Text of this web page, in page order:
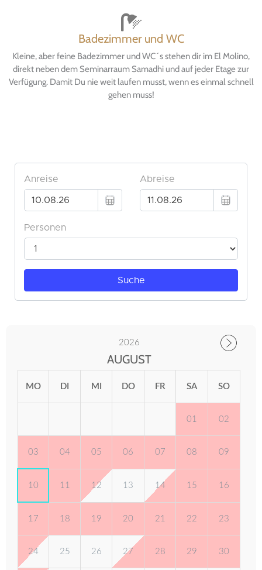
Badezimmer und WC
Kleine, aber feine Badezimmer und WC´s stehen dir im El Molino,
direkt neben dem Seminarraum Samadhi und auf jeder Etage zur
Verfügung. Damit Du nie weit laufen musst, wenn es einmal schnell
gehen muss!
2026
AUGUST
MO DI MI DO FR SA SO
01 02
03 04 05 06 07 08 09
10 11 12 13 14 15 16
17 18 19 20 21 22 23
24 25 26 27 28 29 30